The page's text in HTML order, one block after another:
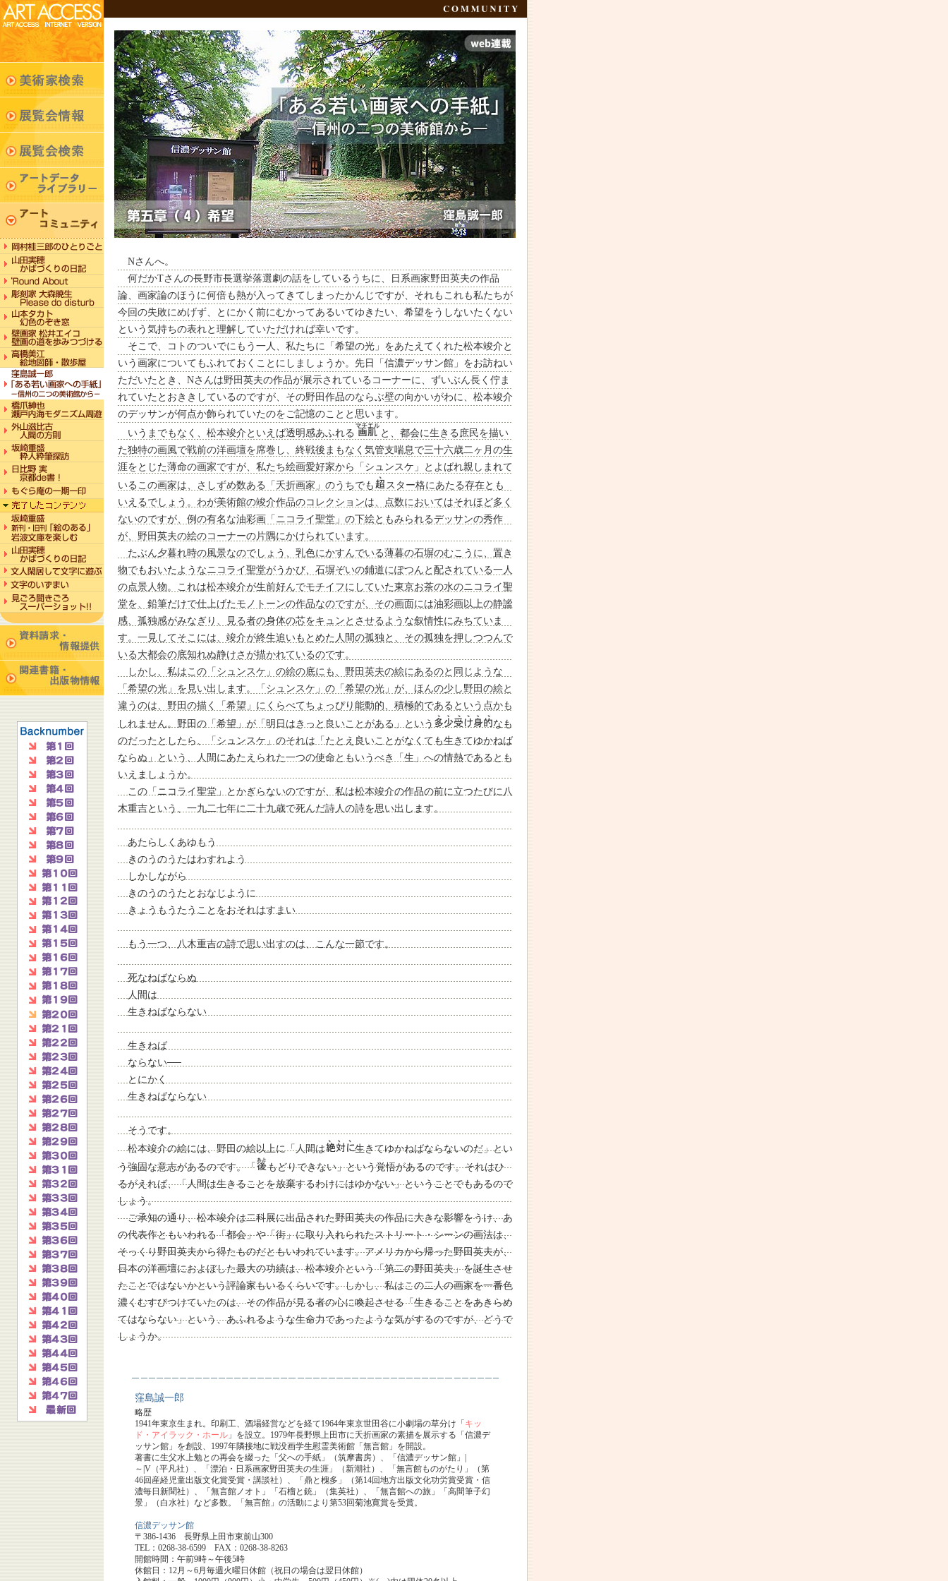
Nさんへ。
何だかTさんの長野市長選挙落選劇の話をしているうちに、日系画家野田英夫の作品
論、画家論のほうに何倍も熱が入ってきてしまったかんじですが、それもこれも私たちが
今回の失敗にめげず、とにかく前にむかってあるいてゆきたい、希望をうしないたくない
という気持ちの表れと理解していただければ幸いです。
そこで、コトのついでにもう一人、私たちに「希望の光」をあたえてくれた松本竣介と
いう画家についてもふれておくことにしましょうか。先日「信濃デッサン館」をお訪ねい
ただいたとき、Nさんは野田英夫の作品が展示されているコーナーに、ずいぶん長く佇ま
れていたとおききしているのですが、その野田作品のならぶ壁の向かいがわに、松本竣介
のデッサンが何点か飾られていたのをご記憶のことと思います。
いうまでもなく、松本竣介といえば透明感あふれる
と、都会に生きる庶民を描い
た独特の画風で戦前の洋画壇を席巻し、終戦後まもなく気管支喘息で三十六歳二ヶ月の生
涯をとじた薄命の画家ですが、私たち絵画愛好家から「シュンスケ」とよばれ親しまれて
いるこの画家は、さしずめ数ある「夭折画家」のうちでも
スター格にあたる存在とも
いえるでしょう。わが美術館の竣介作品のコレクションは、点数においてはそれほど多く
ないのですが、例の有名な油彩画「ニコライ聖堂」の下絵ともみられるデッサンの秀作
が、野田英夫の絵のコーナーの片隅にかけられています。
たぶん夕暮れ時の風景なのでしょう、乳色にかすんでいる薄暮の石塀のむこうに、置き
物でもおいたようなニコライ聖堂がうかび、石塀ぞいの鋪道にぽつんと配されている一人
の点景人物。これは松本竣介が生前好んでモチイフにしていた東京お茶の水のニコライ聖
堂を、鉛筆だけで仕上げたモノトーンの作品なのですが、その画面には油彩画以上の静謐
感、孤独感がみなぎり、見る者の身体の芯をキュンとさせるような叙情性にみちていま
す。一見してそこには、竣介が終生追いもとめた人間の孤独と、その孤独を押しつつんで
いる大都会の底知れぬ静けさが描かれているのです。
しかし、私はこの「シュンスケ」の絵の底にも、野田英夫の絵にあるのと同じような
「希望の光」を見い出します。「シュンスケ」の「希望の光」が、ほんの少し野田の絵と
違うのは、野田の描く「希望」にくらべてちょっぴり能動的、積極的であるという点かも
しれません。野田の「希望」が「明日はきっと良いことがある」という
なも
のだったとしたら、「シュンスケ」のそれは「たとえ良いことがなくても生きてゆかねば
ならぬ」という、人間にあたえられた一つの使命ともいうべき「生」への情熱であるとも
いえましょうか。
この「ニコライ聖堂」とかぎらないのですが、私は松本竣介の作品の前に立つたびに八
木重吉という、一九二七年に二十九歳で死んだ詩人の詩を思い出します。
あたらしくあゆもう
きのうのうたはわすれよう
しかしながら
きのうのうたとおなじように
きょうもうたうことをおそれはすまい
もう一つ、八木重吉の詩で思い出すのは、こんな一節です。
死なねばならぬ
人間は
生きねばならない
生きねば
ならない──
とにかく
生きねばならない
そうです。
松本竣介の絵には、野田の絵以上に「人間は
生きてゆかねばならないのだ」とい
う強固な意志があるのです。「
もどりできない」という覚悟があるのです。それはひ
るがえれば、「人間は生きることを放棄するわけにはゆかない」ということでもあるので
しょう。
ご承知の通り、松本竣介は二科展に出品された野田英夫の作品に大きな影響をうけ、あ
の代表作ともいわれる「都会」や「街」に取り入れられたストリート・シーンの画法は、
そっくり野田英夫から得たものだともいわれています。アメリカから帰った野田英夫が、
日本の洋画壇におよぼした最大の功績は、松本竣介という「第二の野田英夫」を誕生させ
たことではないかという評論家もいるくらいです。しかし、私はこの二人の画家を一番色
濃くむすびつけていたのは、その作品が見る者の心に喚起させる「生きることをあきらめ
てはならない」という、あふれるような生命力であったような気がするのですが、どうで
しょうか。
窪島誠一郎
略歴
1941年東京生まれ。印刷工、酒場経営などを経て1964年東京世田谷に小劇場の草分け「 キッ
ド・アイラック・ホール 」を設立。1979年長野県上田市に夭折画家の素描を展示する「信濃デ
ッサン館」を創設、1997年隣接地に戦没画学生慰霊美術館「無言館」を開設。
著書に生父水上勉との再会を綴った「父への手紙」（筑摩書房）、「信濃デッサン館」|
～|V（平凡社）、「漂泊・日系画家野田英夫の生涯」（新潮社）、「無言館ものがたり」（第
46回産経児童出版文化賞受賞・講談社）、「鼎と槐多」（第14回地方出版文化功労賞受賞・信
濃毎日新聞社）、「無言館ノオト」「石榴と銃」（集英社）、「無言館への旅」「高間筆子幻
景」（白水社）など多数。「無言館」の活動により第53回菊池寛賞を受賞。
信濃デッサン館
〒386-1436 長野県上田市東前山300
TEL：0268-38-6599 FAX：0268-38-8263
開館時間：午前9時～午後5時
休館日：12月～6月毎週火曜日休館（祝日の場合は翌日休館）